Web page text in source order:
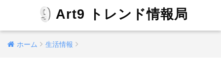
Art9 トレンド情報局
ホーム 生活情報